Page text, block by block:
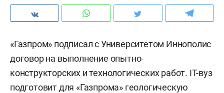
«Газпром» подписал с Университетом Иннополис
договор на выполнение опытно-
конструкторских и технологических работ. IT-вуз
подготовит для «Газпрома» геологическую